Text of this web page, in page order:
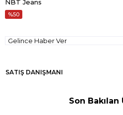
NBT Jeans
50
Gelince Haber Ver
SATIŞ DANIŞMANI
Son